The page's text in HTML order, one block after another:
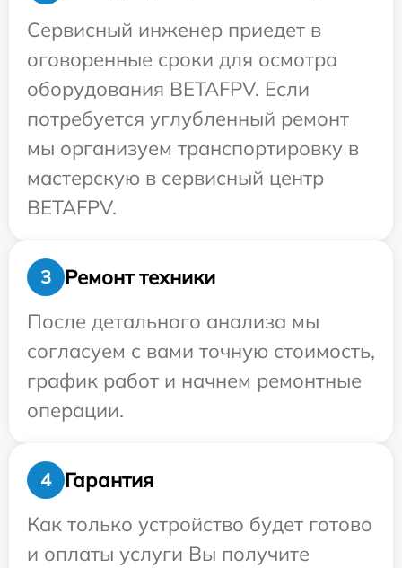
Сервисный инженер приедет в
оговоренные сроки для осмотра
оборудования BETAFPV. Если
потребуется углубленный ремонт
мы организуем транспортировку в
мастерскую в сервисный центр
BETAFPV.
3
Ремонт техники
После детального анализа мы
согласуем с вами точную стоимость,
график работ и начнем ремонтные
операции.
4
Гарантия
Как только устройство будет готово
и оплаты услуги Вы получите